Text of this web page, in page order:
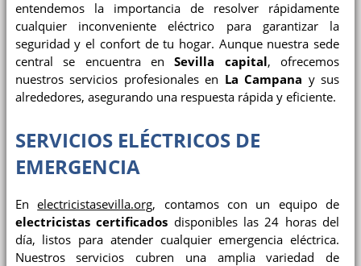
entendemos la importancia de resolver rápidamente
cualquier inconveniente eléctrico para garantizar la
seguridad y el confort de tu hogar. Aunque nuestra sede
central se encuentra enSevilla capital, ofrecemos
nuestros servicios profesionales en La Campana y sus
alrededores, asegurando una respuesta rápida y eficiente.
SERVICIOS ELÉCTRICOS DE
EMERGENCIA
Enelectricistasevilla.org, contamos con un equipo de
electricistas certificados disponibles las 24 horas del
día, listos para atender cualquier emergencia eléctrica.
Nuestros servicios cubren una amplia variedad de